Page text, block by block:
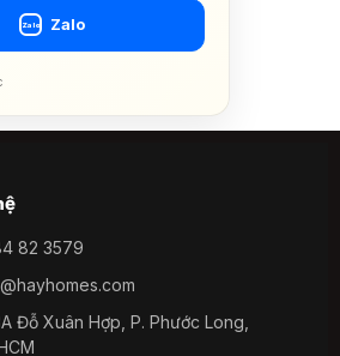
Zalo Zalo
82 3579
Đỗ Xuân Hợp, P. Phước Long,